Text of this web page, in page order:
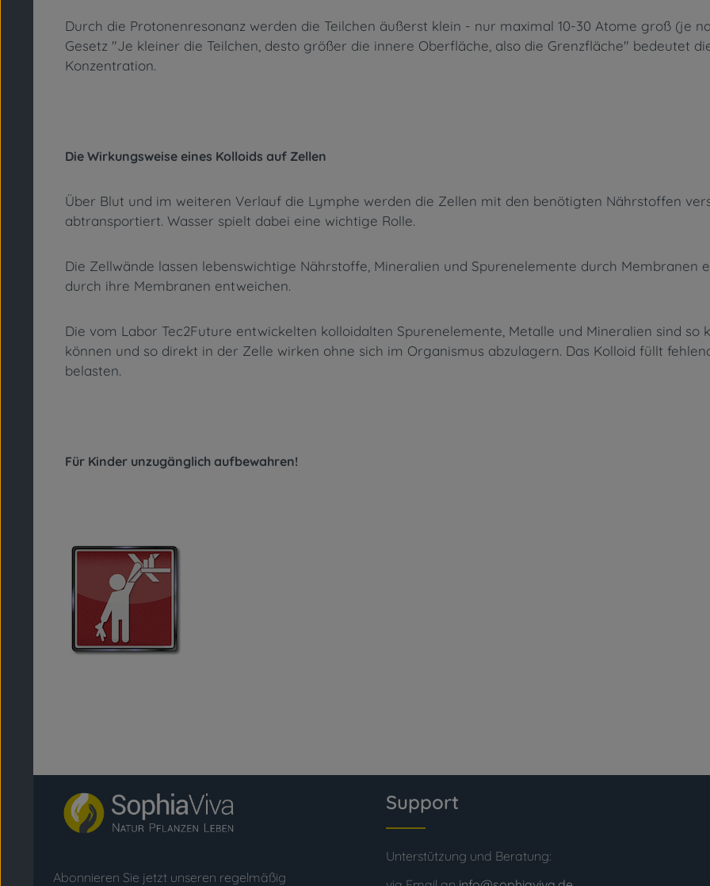
Durch die Protonenresonanz werden die Teilchen äußerst klein - nur maximal 10-30 Atome groß (je
Gesetz "Je kleiner die Teilchen, desto größer die innere Oberfläche, also die Grenzfläche" bedeutet
Konzentration.
Die Wirkungsweise eines Kolloids auf Zellen
Über Blut und im weiteren Verlauf die Lymphe werden die Zellen mit den benötigten Nährstoffen
abtransportiert. Wasser spielt dabei eine wichtige Rolle.
Die Zellwände lassen lebenswichtige Nährstoffe, Mineralien und Spurenelemente durch
durch ihre Membranen entweichen.
Die vom Labor Tec2Future entwickelten kolloidalten Spurenelemente, Metalle und Mineralien sind so
können und so direkt in der Zelle wirken ohne sich im Organismus abzulagern. Das Kolloid füllt
belasten.
Für Kinder unzugänglich aufbewahren!
Abonnieren Sie jetzt unseren regelmäßig
Support
Unterstützung und Beratung: